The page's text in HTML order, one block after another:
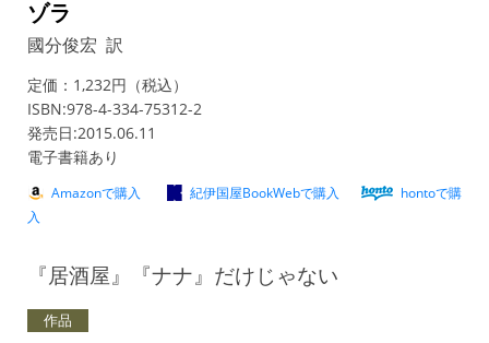
ゾラ
國分俊宏 訳
定価：1,232円（税込）
ISBN:978-4-334-75312-2
発売日:2015.06.11
電子書籍あり
Amazonで購入 紀伊国屋BookWebで購入
hontoで購
入
『居酒屋』『ナナ』だけじゃない
作品